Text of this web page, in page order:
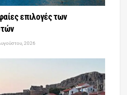
επιλογές των
2026